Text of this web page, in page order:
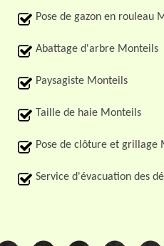
Pose de gazon en rouleau
Abattage d'arbre Monteils
Paysagiste Monteils
Taille de haie Monteils
Pose de clôture et grillage
Service d'évacuation des